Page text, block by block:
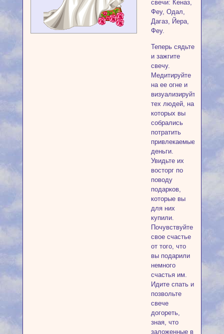
свечи: Кеназ,
Феу, Одал,
Дагаз, Йера,
Феу.
Теперь сядьте
и зажгите
свечу.
Медитируйте
на ее огне и
визуализируйте
тех людей, на
которых вы
собрались
потратить
привлекаемые
деньги.
Увидьте их
восторг по
поводу
подарков,
которые вы
для них
купили.
Почувствуйте
свое счастье
от того, что
вы подарили
немного
счастья им.
Идите спать и
позвольте
свече
догореть,
зная, что
заложенные в